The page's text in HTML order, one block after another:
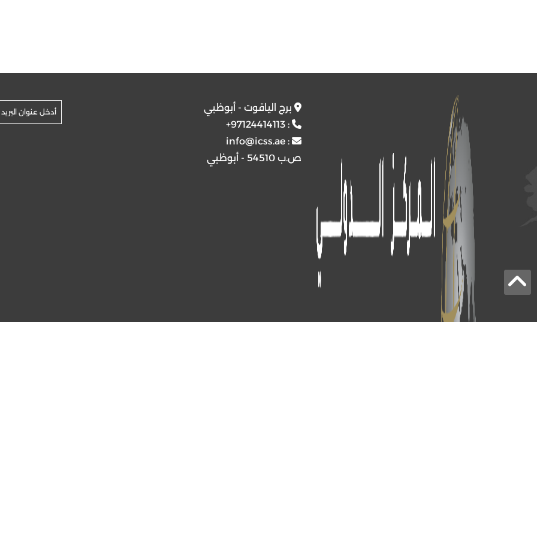
برج الياقوت - أبوظبي
:
+97124414113
:
info@icss.ae
ص.ب 54510 - أبوظبي